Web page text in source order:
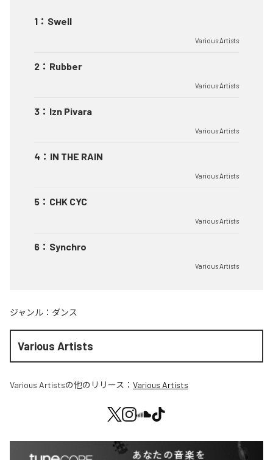
1 ： Swell
Various Artists
2 ： Rubber
Various Artists
3 ： Izn Pivara
Various Artists
4 ： IN THE RAIN
Various Artists
5 ： CHK CYC
Various Artists
6 ： Synchro
Various Artists
ジャンル： ダンス
Various Artists
Various Artistsの他のリリース： Various Artists